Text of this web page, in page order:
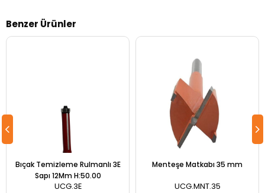
Benzer Ürünler
Bıçak Temizleme Rulmanlı 3E
Sapı 12Mm H:50.00
UCG.3E
Menteşe Matkabı 35 mm
UCG.MNT.35